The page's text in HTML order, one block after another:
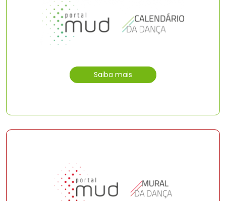
Saiba mais